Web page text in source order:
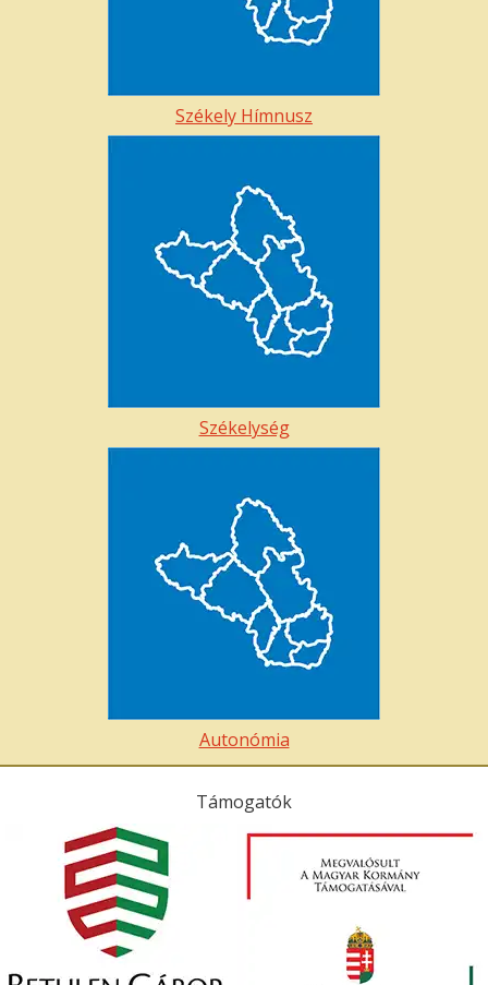
Székely Hímnusz
Székelység
Autonómia
Támogatók